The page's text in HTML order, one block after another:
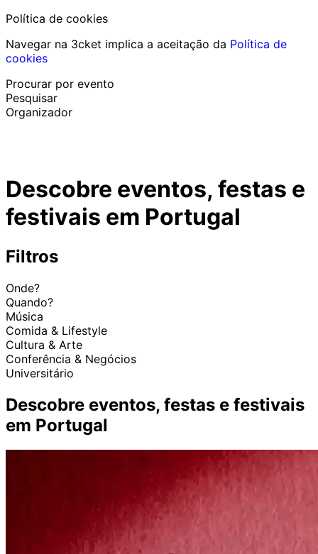
Política de cookies
Navegar na 3cket implica a aceitação da Política de
cookies
Procurar por evento
Pesquisar
Organizador
Ajuda ao participantePerdi o meu bilhete
Login Promover evento
Descobre eventos, festas e
festivais em Portugal
Filtros
Onde?
Quando?
Música
Comida & Lifestyle
Cultura & Arte
Conferência & Negócios
Universitário
Descobre eventos, festas e festivais
em Portugal